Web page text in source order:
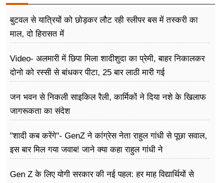
बुटवल से यात्रियों को छोड़कर लौट रही स्लीपर बस में तस्करी का
माल, दो हिरासत में
Video- अलमारी में छिपा मिला शादीशुदा का प्रेमी, बाहर निकालकर
दोनो को रस्सी से बांधकर पीटा, 25 बार लाठी मारी गई
जन भवन से निकली साइकिल रैली, कार्मिकों ने दिया नशे के खिलाफ
जागरूकता का संदेश
"शादी कब करेंगे"- GenZ ने कांग्रेस नेता राहुल गांधी से पूछा सवाल,
इस बार मिल गया जवाब! जाने क्या कहा राहुल गांधी ने
Gen Z के लिए योगी सरकार की नई पहल: हर माह विद्यार्थियों से